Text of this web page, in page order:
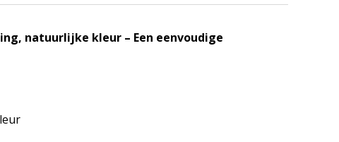
natuurlijke kleur – Een eenvoudige